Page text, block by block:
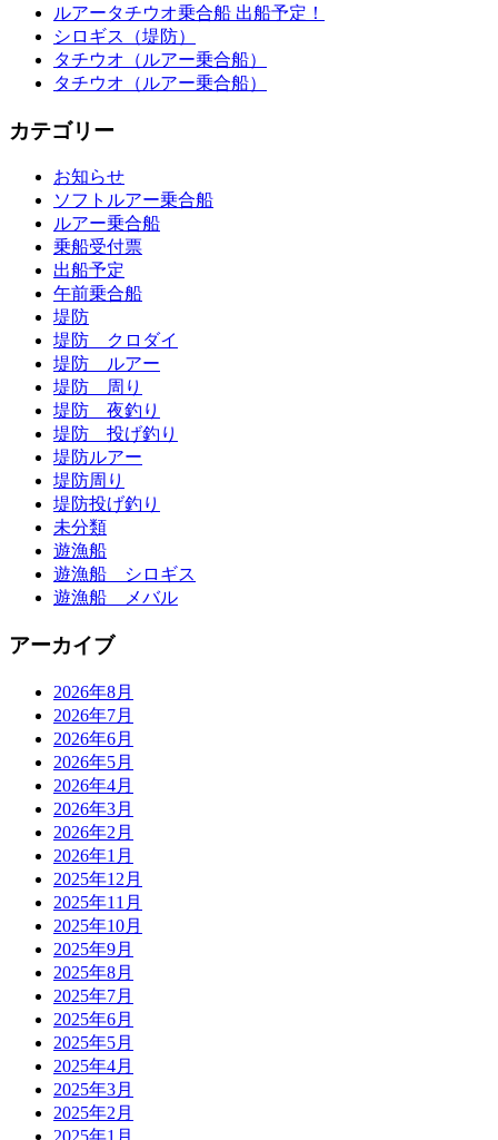
ルアータチウオ乗合船 出船予定！
シロギス（堤防）
タチウオ（ルアー乗合船）
タチウオ（ルアー乗合船）
カテゴリー
お知らせ
ソフトルアー乗合船
ルアー乗合船
乗船受付票
出船予定
午前乗合船
堤防
堤防 クロダイ
堤防 ルアー
堤防 周り
堤防 夜釣り
堤防 投げ釣り
堤防ルアー
堤防周り
堤防投げ釣り
未分類
遊漁船
遊漁船 シロギス
遊漁船 メバル
アーカイブ
2026年8月
2026年7月
2026年6月
2026年5月
2026年4月
2026年3月
2026年2月
2026年1月
2025年12月
2025年11月
2025年10月
2025年9月
2025年8月
2025年7月
2025年6月
2025年5月
2025年4月
2025年3月
2025年2月
2025年1月